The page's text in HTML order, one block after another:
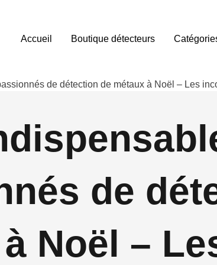
Accueil Boutique détecteurs
de détection de métaux à Noël – Les
de
Noël –